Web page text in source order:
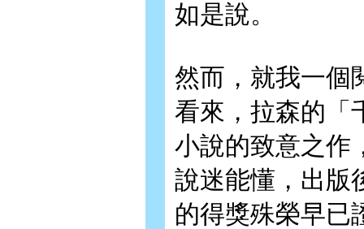
如是說。
然而，就我一個
看來，拉森的「
小說的致意之作
說迷能懂，出版
的得獎殊榮早已